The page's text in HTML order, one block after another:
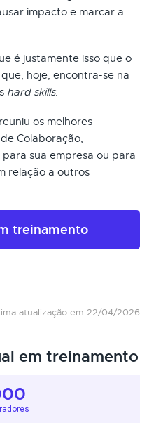
impacto e marcar a
é justamente isso que o
hoje, encontra-se na
hard skills.
os melhores
Colaboração,
sua empresa ou para
relação a outros
treinamento
atualização em 22/04/2026
em treinamento